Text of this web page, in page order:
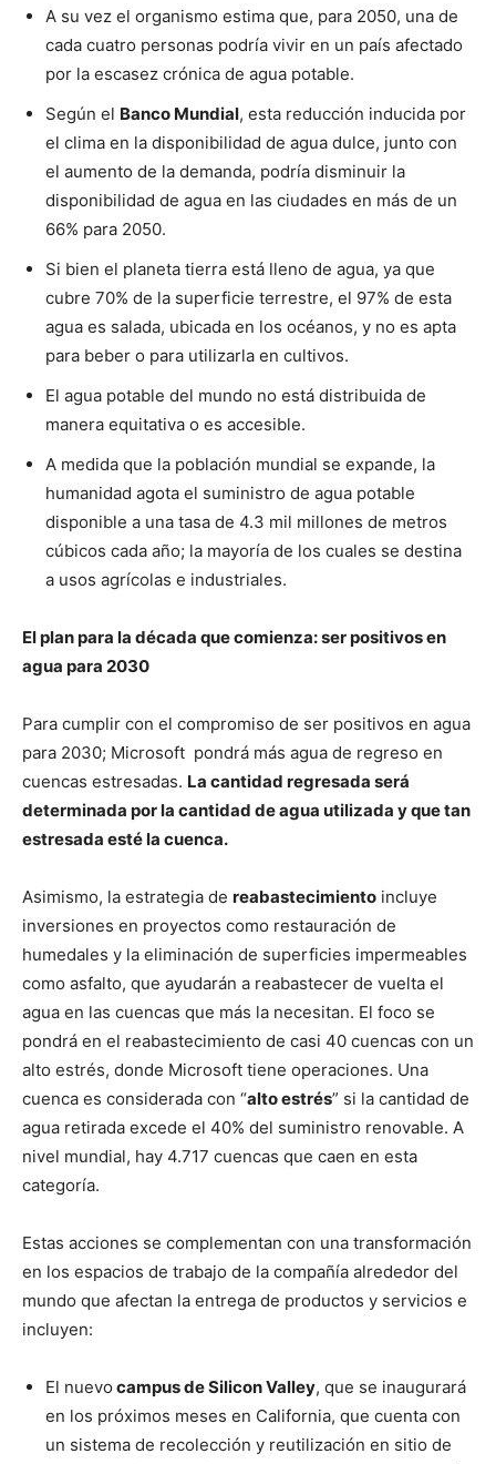
A su vez el organismo estima que, para 2050, una de
cada cuatro personas podría vivir en un país afectado
por la escasez crónica de agua potable.
Según el Banco Mundial, esta reducción inducida por
el clima en la disponibilidad de agua dulce, junto con
el aumento de la demanda, podría disminuir la
disponibilidad de agua en las ciudades en más de un
66% para 2050.
Si bien el planeta tierra está lleno de agua, ya que
cubre 70% de la superficie terrestre, el 97% de esta
agua es salada, ubicada en los océanos, y no es apta
para beber o para utilizarla en cultivos.
El agua potable del mundo no está distribuida de
manera equitativa o es accesible.
A medida que la población mundial se expande, la
humanidad agota el suministro de agua potable
disponible a una tasa de 4.3 mil millones de metros
cúbicos cada año; la mayoría de los cuales se destina
a usos agrícolas e industriales.
El plan para la década que comienza: ser positivos en
agua para 2030
Para cumplir con el compromiso de ser positivos en agua
para 2030; Microsoft pondrá más agua de regreso en
cuencas estresadas. La cantidad regresada será
determinada por la cantidad de agua utilizada y que tan
estresada esté la cuenca.
Asimismo, la estrategia de reabastecimiento incluye
inversiones en proyectos como restauración de
humedales y la eliminación de superficies impermeables
como asfalto, que ayudarán a reabastecer de vuelta el
agua en las cuencas que más la necesitan. El foco se
pondrá en el reabastecimiento de casi 40 cuencas con un
alto estrés, donde Microsoft tiene operaciones. Una
cuenca es considerada con “alto estrés” si la cantidad de
agua retirada excede el 40% del suministro renovable. A
nivel mundial, hay 4.717 cuencas que caen en esta
categoría.
Estas acciones se complementan con una transformación
en los espacios de trabajo de la compañía alrededor del
mundo que afectan la entrega de productos y servicios e
incluyen:
El nuevo campus de Silicon Valley, que se inaugurará
en los próximos meses en California, que cuenta con
un sistema de recolección y reutilización en sitio de